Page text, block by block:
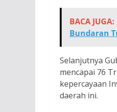
BACA JUGA:
Bundaran
Selanjutnya
mencapai 76
kepercayaan
daerah ini.